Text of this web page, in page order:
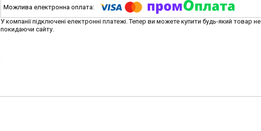
У компанії підключені електронні платежі. Тепер ви можете купити будь-який товар не
покидаючи сайту.